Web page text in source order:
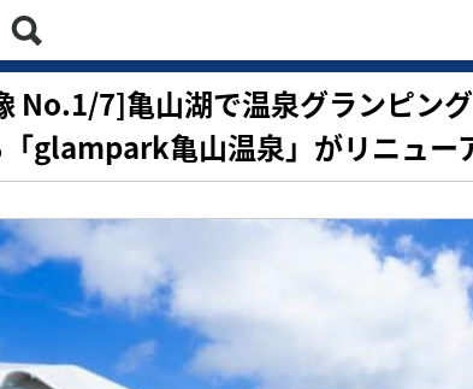
No.1/7]亀山湖で温泉グランピン
glampark亀山温泉」がリニュー